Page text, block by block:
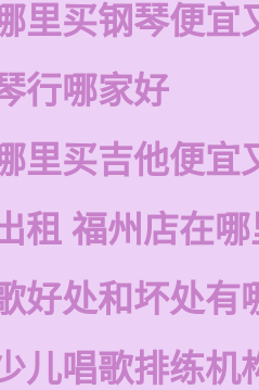
里买钢琴便宜
行哪家好
里买吉他便宜
租 福州店在
好处和坏处有
儿唱歌排练机